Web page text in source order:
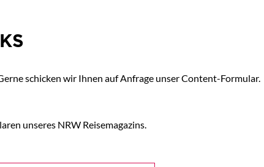
schicken wir Ihnen auf Anfrage unser Content-
unseres NRW Reisemagazins.